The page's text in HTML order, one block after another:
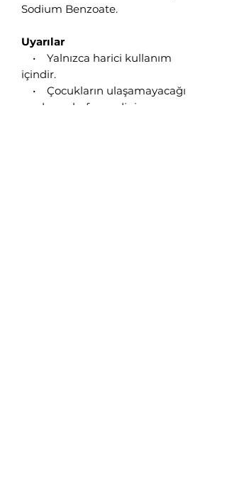
Sodium Benzoate.
Uyarılar
• Yalnızca harici kullanım
içindir.
• Çocukların ulaşamayacağı
yerde muhafaza ediniz.